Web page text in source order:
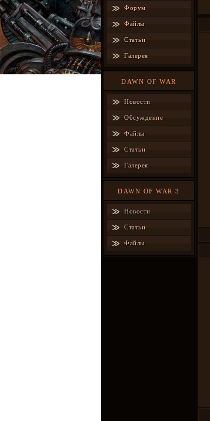
Форум
Файлы
Статьи
Галерея
DAWN OF WAR
Новости
Обсуждение
Файлы
Статьи
Галерея
DAWN OF WAR 3
Новости
Статьи
Файлы